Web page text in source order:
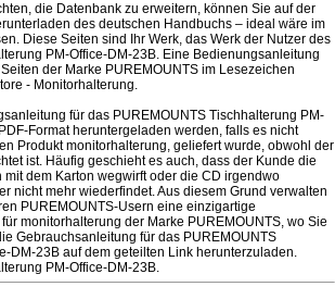
die Datenbank zu erweitern, können Sie auf der
des deutschen Handbuchs – ideal wäre im
Diese Seiten sind Ihr Werk, das Werk der Nutzer des
PM-Office-DM-23B. Eine Bedienungsanleitung
der Marke PUREMOUNTS im Lesezeichen
- Monitorhalterung.
für das PUREMOUNTS Tischhalterung PM-
Format heruntergeladen werden, falls es nicht
Produkt monitorhalterung, geliefert wurde, obwohl der
ist. Häufig geschieht es auch, dass der Kunde die
mit dem Karton wegwirft oder die CD irgendwo
nicht mehr wiederfindet. Aus diesem Grund verwalten
PUREMOUNTS-Usern eine einzigartige
monitorhalterung der Marke PUREMOUNTS, wo Sie
Gebrauchsanleitung für das PUREMOUNTS
DM-23B auf dem geteilten Link herunterzuladen.
PM-Office-DM-23B.